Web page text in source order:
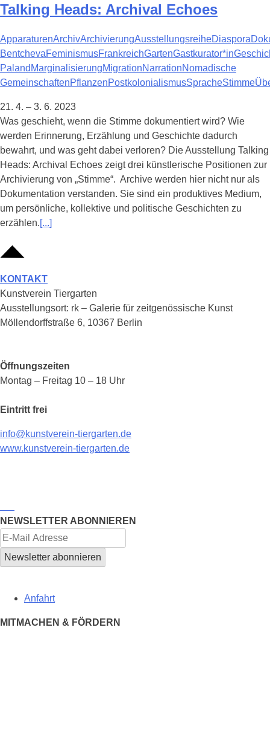
Talking Heads: Archival Echoes
ApparaturenArchivArchivierungAusstellungsreiheDiaspora
BentchevaFeminismusFrankreichGartenGastkurator*in
Paland MarginalisierungMigrationNarrationNomadische
GemeinschaftenPflanzenPostkolonialismusSpracheStimme
21. 4. – 3. 6. 2023
Was geschieht, wenn die Stimme dokumentiert wird? Wie
werden Erinnerung, Erzählung und Geschichte dadurch
bewahrt, und was geht dabei verloren? Die Ausstellung Talking
Heads: Archival Echoes zeigt drei künstlerische Positionen zur
Archivierung von „Stimme“. Archive werden hier nicht nur als
Dokumentation verstanden. Sie sind ein produktives Medium,
um persönliche, kollektive und politische Geschichten zu
erzählen.[...]
KONTAKT
Kunstverein Tiergarten
Ausstellungsort: rk – Galerie für zeitgenössische Kunst
Möllendorffstraße 6, 10367 Berlin
Öffnungszeiten
Montag – Freitag 10 – 18 Uhr
Eintritt frei
info@kunstverein-tiergarten.de
www.kunstverein-tiergarten.de
NEWSLETTER ABONNIEREN
Anfahrt
MITMACHEN & FÖRDERN